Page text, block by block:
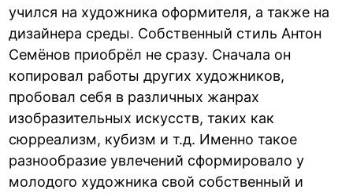
учился на художника оформителя, а также на
дизайнера среды. Собственный стиль Антон
Семёнов приобрёл не сразу. Сначала он
копировал работы других художников,
пробовал себя в различных жанрах
изобразительных искусств, таких как
сюрреализм, кубизм и т.д. Именно такое
разнообразие увлечений сформировало у
молодого художника свой собственный и